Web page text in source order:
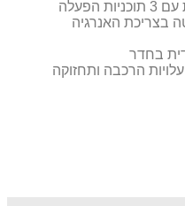
בחדר
הרכבה ותחזוקה